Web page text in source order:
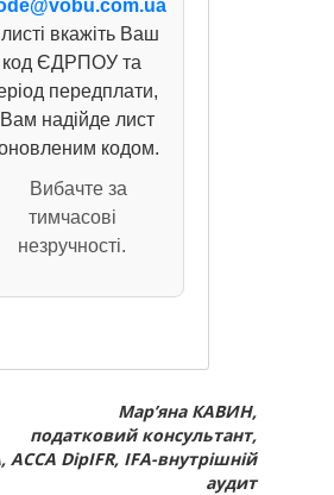
вкажіть Ваш
код ЄДРПОУ та
передплати,
Вам надійде лист
кодом.
Вибачте за
тимчасові
незручності.
Мар’яна КАВИН,
податковий консультант,
АССА DipIFR, IFA-внутрішній
аудит